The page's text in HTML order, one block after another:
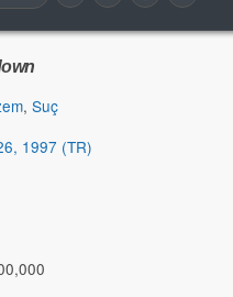
, Suç
1997 (TR)